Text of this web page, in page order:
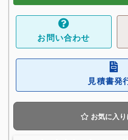
お問い合わせ
見積書発
お気に入り